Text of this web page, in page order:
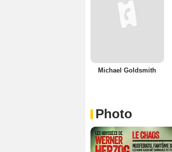
Michael Goldsmith
Photo